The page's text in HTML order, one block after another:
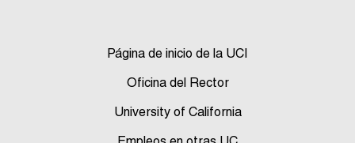
Página de inicio de la UCI
Oficina del Rector
University of California